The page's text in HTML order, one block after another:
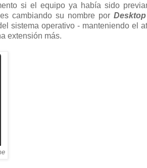
si el equipo ya había sido
cambiando su nombre por
sistema operativo - manteniendo el
extensión más.